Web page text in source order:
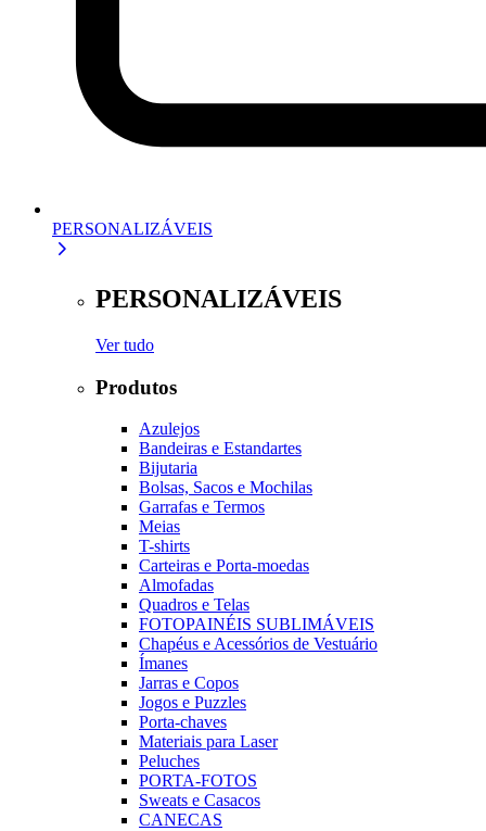
PERSONALIZÁVEIS
PERSONALIZÁVEIS
Ver tudo
Produtos
Azulejos
Bandeiras e Estandartes
Bijutaria
Bolsas, Sacos e Mochilas
Garrafas e Termos
Meias
T-shirts
Carteiras e Porta-moedas
Almofadas
Quadros e Telas
FOTOPAINÉIS SUBLIMÁVEIS
Chapéus e Acessórios de Vestuário
Ímanes
Jarras e Copos
Jogos e Puzzles
Porta-chaves
Materiais para Laser
Peluches
PORTA-FOTOS
Sweats e Casacos
CANECAS